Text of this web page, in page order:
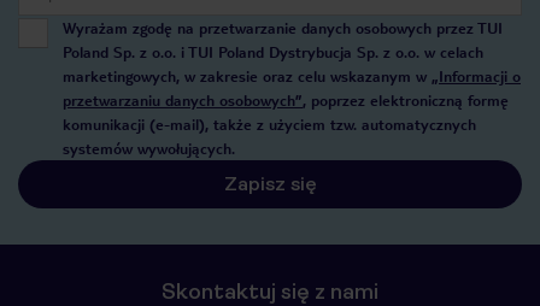
Wyrażam zgodę na przetwarzanie danych osobowych przez TUI
Poland Sp. z o.o. i TUI Poland Dystrybucja Sp. z o.o. w celach
marketingowych, w zakresie oraz celu wskazanym w „Informacji o
przetwarzaniu danych osobowych”, poprzez elektroniczną formę
komunikacji (e-mail), także z użyciem tzw. automatycznych
systemów wywołujących.
Zapisz się
Skontaktuj się z nami